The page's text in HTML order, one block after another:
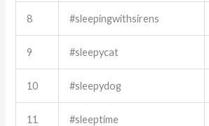
8 #sleepingwithsirens
9 #sleepycat
10 #sleepydog
11 #sleeptime